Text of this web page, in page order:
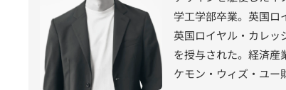
THE CREATIVE
学工学部卒業。英国ロ
英国ロイヤル・カレッ
を授与された。経済産
ケモン・ウィズ・ユー